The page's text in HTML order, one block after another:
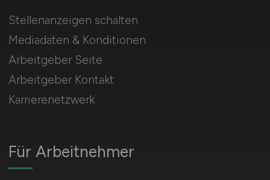
Für Arbeitnehmer
Stellenanzeigen schalten
Mediadaten & Konditionen
Arbeitgeber Seite
Arbeitgeber Kontakt
Karrierenetzwerk